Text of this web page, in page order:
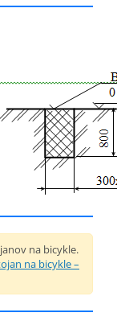
na bicykle.
na bicykle –